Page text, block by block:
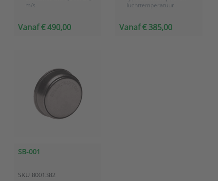
m/s
thermokoppel
Vanaf € 490,00
luchttemperatuur
Temperatuur 0 tot 50 °C
Vanaf € 385,00
SB-001
SKU 8001382